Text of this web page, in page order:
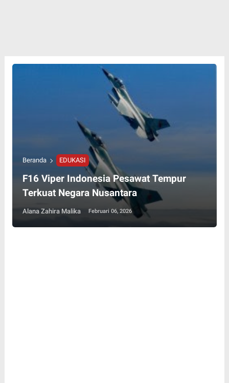
Beranda EDUKASI
F16 Viper Indonesia Pesawat Tempur
Terkuat Negara Nusantara
Alana Zahira Malika Februari 06, 2026